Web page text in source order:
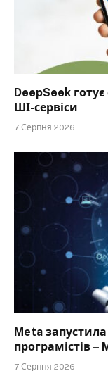
DeepSeek
ШІ-сервіси
7 Серпня 2026
Meta
програмістів –
7 Серпня 2026